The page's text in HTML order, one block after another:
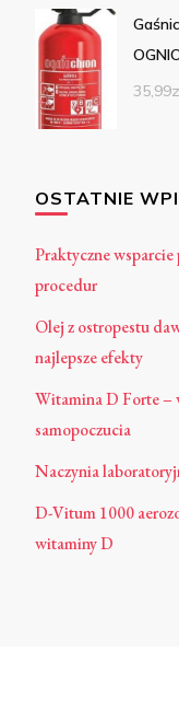
35,99
OSTATNIE
Praktyczne
procedur
Olej z ostropestu
najlepsze efekty
Witamina D Forte –
samopoczucia
Naczynia
D-Vitum 1000
witaminy D